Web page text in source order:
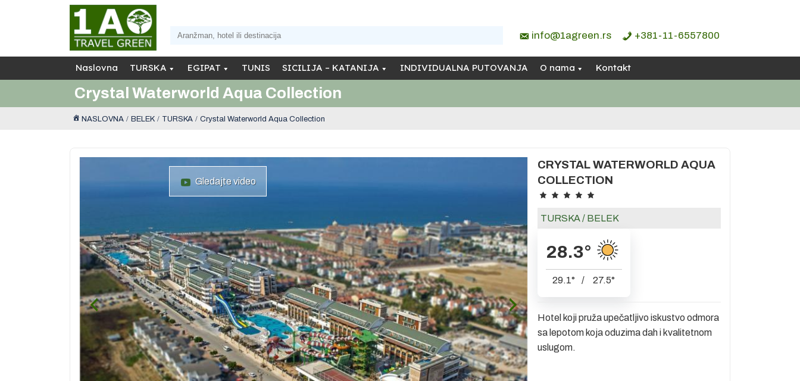
info@1agreen.rs +381-11-6557800
Naslovna TURSKA EGIPAT TUNIS SICILIJA – KATANIJA INDIVIDUALNA PUTOVANJA O nama Kontakt
Crystal Waterworld Aqua Collection
NASLOVNA BELEK TURSKA Crystal Waterworld Aqua Collection
Gledajte video
CRYSTAL WATERWORLD AQUA
COLLECTION
TURSKA/ BELEK
28.3°
29.1° / 27.5°
Hotel koji pruža upečatljivo iskustvo odmora
sa lepotom koja oduzima dah i kvalitetnom
uslugom.